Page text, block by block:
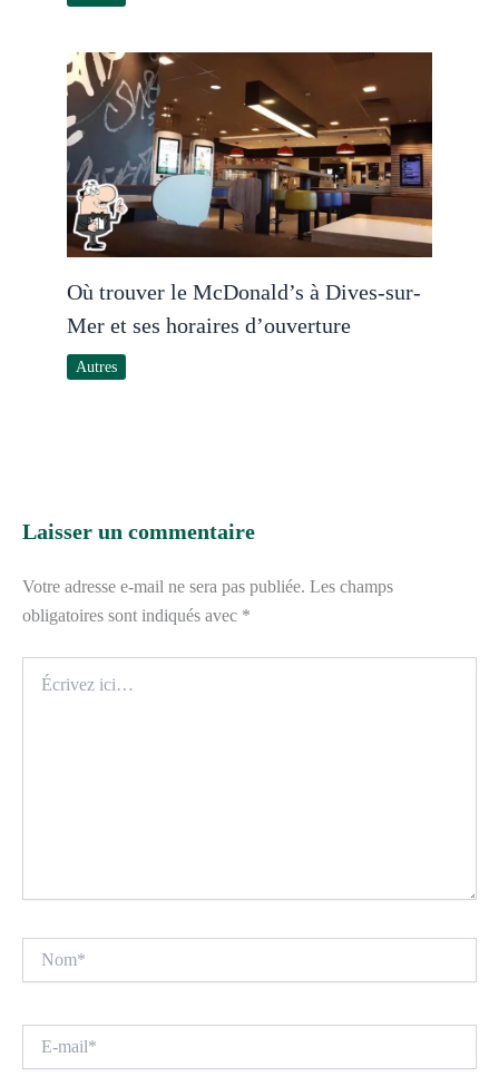
Où trouver le McDonald’s à Dives-sur-
Mer et ses horaires d’ouverture
Autres
Laisser un commentaire
Votre adresse e-mail ne sera pas publiée. Les champs
obligatoires sont indiqués avec *
ici…
mail*